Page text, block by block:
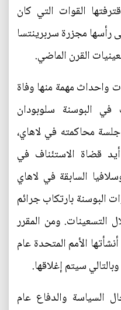
القوات التي كان
رأسها مجزرة سربرينتسا
القرن الماضي.
واحداث مهمة منها وفاة
في البوسنة سلوبودان
جلسة محاكمته في لاهاي،
قضاة الاستئناف في
السابقة في لاهاي
البوسنة بارتكاب جرائم
التسعينات. ومن المقرر
الأمم المتحدة عام
السياسة والدفاع عام